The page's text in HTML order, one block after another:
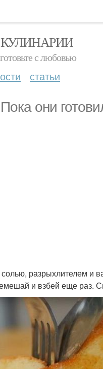
с любовью
статьи
они
разрыхлителем и
и взбей еще раз.